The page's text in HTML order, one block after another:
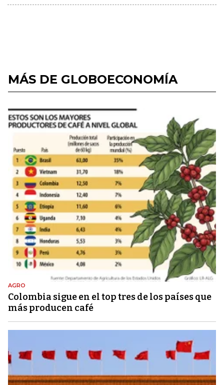
MÁS DE GLOBOECONOMÍA
AGRO
Colombia sigue en el top tres de los países que
más producen café